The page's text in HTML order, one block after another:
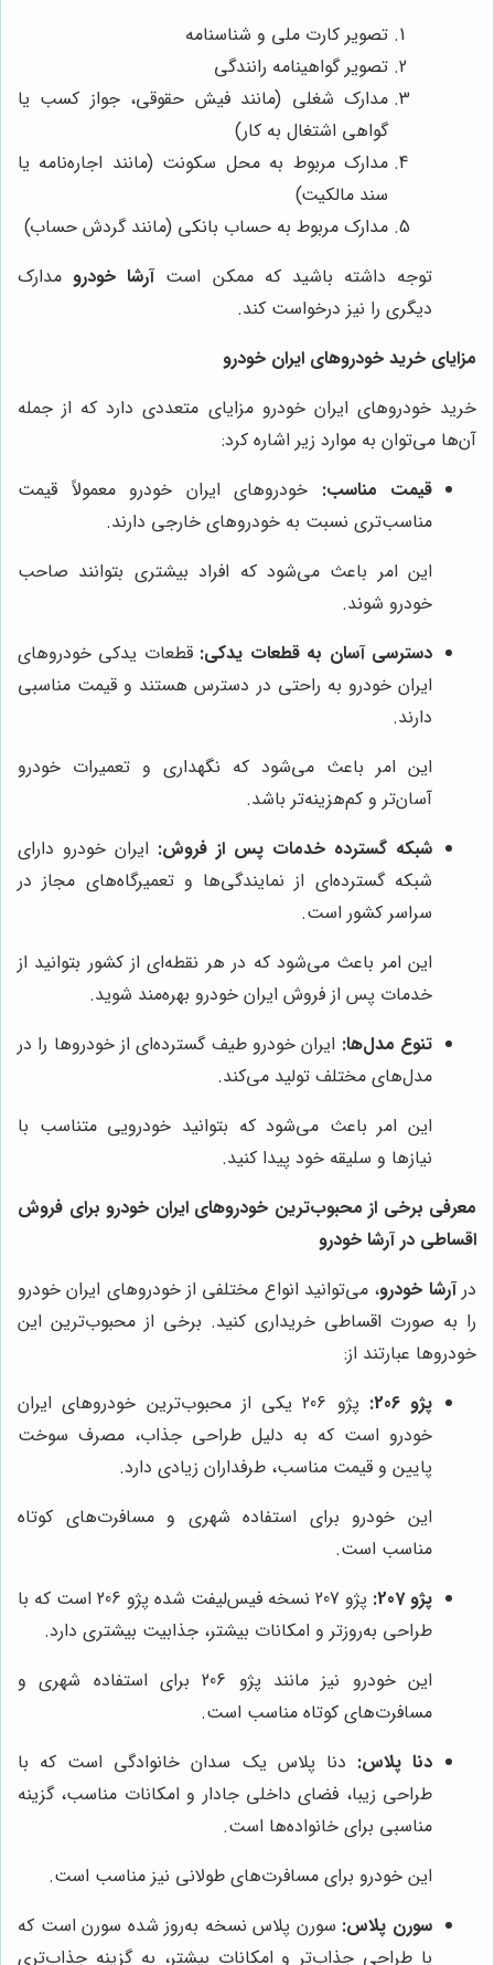
تصویر کارت ملی و شناسنامه
تصویر گواهینامه رانندگی
مدارک شغلی (مانند فیش حقوقی، جواز کسب یا
گواهی اشتغال به کار)
مدارک مربوط به محل سکونت (مانند اجاره‌نامه یا
سند مالکیت)
مدارک مربوط به حساب بانکی (مانند گردش حساب)
توجه داشته باشید که ممکن استآرشا خودرومدارک
دیگری را نیز درخواست کند.
مزایای خرید خودروهای ایران خودرو
خرید خودروهای ایران خودرو مزایای متعددی دارد که از جمله
آن‌ها می‌توان به موارد زیر اشاره کرد:
قیمت مناسب: خودروهای ایران خودرو معمولاً قیمت
مناسب‌تری نسبت به خودروهای خارجی دارند.
این امر باعث می‌شود که افراد بیشتری بتوانند صاحب
خودرو شوند.
دسترسی آسان به قطعات یدکی: قطعات یدکی خودروهای
ایران خودرو به راحتی در دسترس هستند و قیمت مناسبی
دارند.
این امر باعث می‌شود که نگهداری و تعمیرات خودرو
آسان‌تر و کم‌هزینه‌تر باشد.
شبکه گسترده خدمات پس از فروش: ایران خودرو دارای
شبکه گسترده‌ای از نمایندگی‌ها و تعمیرگاه‌های مجاز در
سراسر کشور است.
این امر باعث می‌شود که در هر نقطه‌ای از کشور بتوانید از
خدمات پس از فروش ایران خودرو بهره‌مند شوید.
تنوع مدل‌ها: ایران خودرو طیف گسترده‌ای از خودروها را در
مدل‌های مختلف تولید می‌کند.
این امر باعث می‌شود که بتوانید خودرویی متناسب با
نیازها و سلیقه خود پیدا کنید.
معرفی برخی از محبوب‌ترین خودروهای ایران خودرو برای فروش
اقساطی در آرشا خودرو
درآرشا خودرو، می‌توانید انواع مختلفی از خودروهای ایران خودرو
را به صورت اقساطی خریداری کنید. برخی از محبوب‌ترین این
خودروها عبارتند از:
پژو 206:
پژو 206 یکی از محبوب‌ترین خودروهای ایران
خودرو است که به دلیل طراحی جذاب، مصرف سوخت
پایین و قیمت مناسب، طرفداران زیادی دارد.
این خودرو برای استفاده شهری و مسافرت‌های کوتاه
مناسب است.
پژو 207:
پژو 207 نسخه فیس‌لیفت شده پژو 206 است که با
طراحی به‌روزتر و امکانات بیشتر، جذابیت بیشتری دارد.
این خودرو نیز مانند پژو 206 برای استفاده شهری و
مسافرت‌های کوتاه مناسب است.
دنا پلاس: دنا پلاس یک سدان خانوادگی است که با
طراحی زیبا، فضای داخلی جادار و امکانات مناسب، گزینه
مناسبی برای خانواده‌ها است.
این خودرو برای مسافرت‌های طولانی نیز مناسب است.
سورن پلاس: سورن پلاس نسخه به‌روز شده سورن است که
با طراحی جذاب‌تر و امکانات بیشتر، به گزینه جذاب‌تری